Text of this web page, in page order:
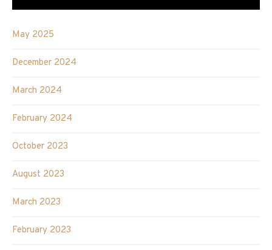
May 2025
December 2024
March 2024
February 2024
October 2023
August 2023
March 2023
February 2023